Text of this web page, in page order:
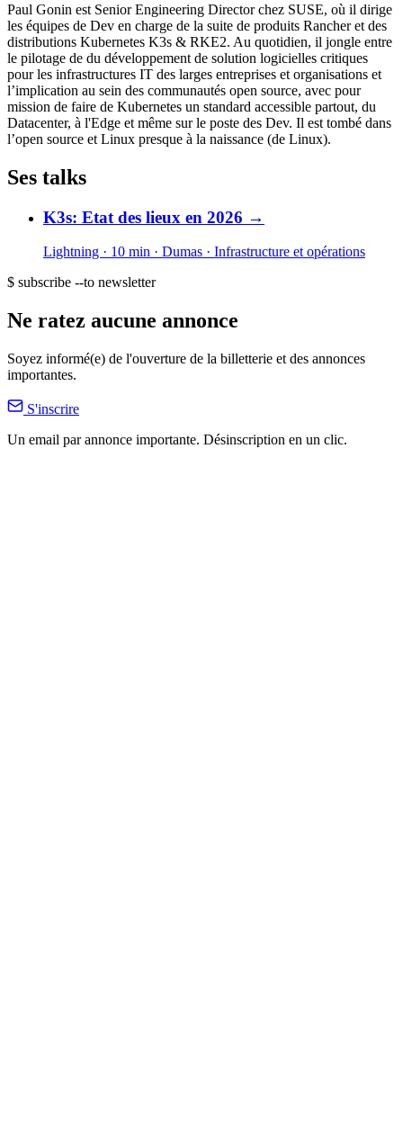
Paul Gonin est Senior Engineering Director chez SUSE, où il dirige
les équipes de Dev en charge de la suite de produits Rancher et des
distributions Kubernetes K3s & RKE2. Au quotidien, il jongle entre
le pilotage de du développement de solution logicielles critiques
pour les infrastructures IT des larges entreprises et organisations et
l’implication au sein des communautés open source, avec pour
mission de faire de Kubernetes un standard accessible partout, du
Datacenter, à l'Edge et même sur le poste des Dev. Il est tombé dans
l’open source et Linux presque à la naissance (de Linux).
Ses talks
K3s: Etat des lieux en 2026 →
Lightning · 10 min · Dumas · Infrastructure et opérations
$ subscribe --to newsletter
Ne ratez aucune annonce
Soyez informé(e) de l'ouverture de la billetterie et des annonces
importantes.
S'inscrire
Un email par annonce importante. Désinscription en un clic.